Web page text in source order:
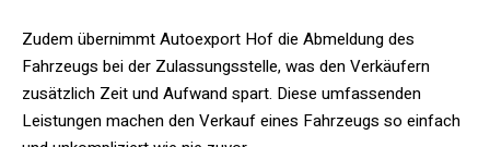
Zudem übernimmt Autoexport Hof die Abmeldung des
Fahrzeugs bei der Zulassungsstelle, was den Verkäufern
zusätzlich Zeit und Aufwand spart. Diese umfassenden
Leistungen machen den Verkauf eines Fahrzeugs so einfach